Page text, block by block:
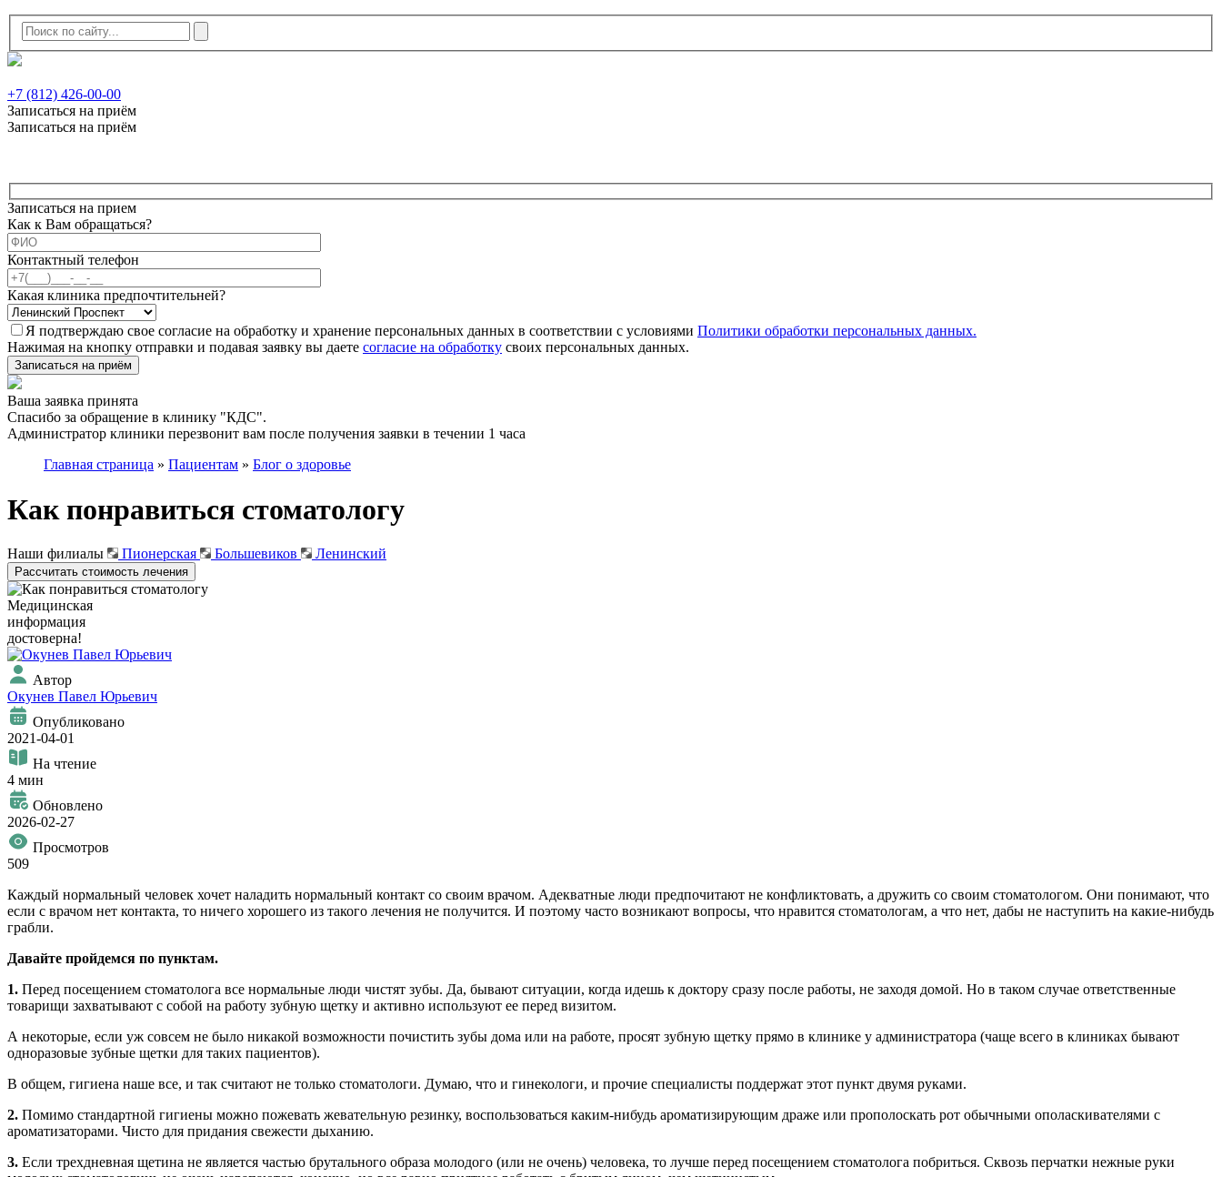
+7 (812) 426-00-00
Записаться на приём
Записаться на приём
Записаться на прием
Как к Вам обращаться?
Контактный телефон
Какая клиника предпочтительней?
Я подтверждаю свое согласие на обработку и хранение персональных данных в соответствии с условиями Политики обработки персональных данных.
Нажимая на кнопку отправки и подавая заявку вы даете согласие на обработку своих персональных данных.
Записаться на приём
Ваша заявка принята
Спасибо за обращение в клинику "КДС".
Администратор клиники перезвонит вам после получения заявки в течении 1 часа
Главная страница » Пациентам » Блог о здоровье
Как понравиться стоматологу
Наши филиалы Пионерская Большевиков Ленинский
Рассчитать стоимость лечения
Медицинская
информация
достоверна!
Автор
Окунев Павел Юрьевич
Опубликовано
2021-04-01
На чтение
4 мин
Обновлено
2026-02-27
Просмотров
509
Каждый нормальный человек хочет наладить нормальный контакт со своим врачом. Адекватные люди предпочитают не конфликтовать, а дружить со своим стоматологом. Они понимают, что
если с врачом нет контакта, то ничего хорошего из такого лечения не получится. И поэтому часто возникают вопросы, что нравится стоматологам, а что нет, дабы не наступить на какие-нибудь
грабли.
Давайте пройдемся по пунктам.
1. Перед посещением стоматолога все нормальные люди чистят зубы. Да, бывают ситуации, когда идешь к доктору сразу после работы, не заходя домой. Но в таком случае ответственные
товарищи захватывают с собой на работу зубную щетку и активно используют ее перед визитом.
А некоторые, если уж совсем не было никакой возможности почистить зубы дома или на работе, просят зубную щетку прямо в клинике у администратора (чаще всего в клиниках бывают
одноразовые зубные щетки для таких пациентов).
В общем, гигиена наше все, и так считают не только стоматологи. Думаю, что и гинекологи, и прочие специалисты поддержат этот пункт двумя руками.
2. Помимо стандартной гигиены можно пожевать жевательную резинку, воспользоваться каким-нибудь ароматизирующим драже или прополоскать рот обычными ополаскивателями с
ароматизаторами. Чисто для придания свежести дыханию.
3. Если трехдневная щетина не является частью брутального образа молодого (или не очень) человека, то лучше перед посещением стоматолога побриться. Сквозь перчатки нежные руки